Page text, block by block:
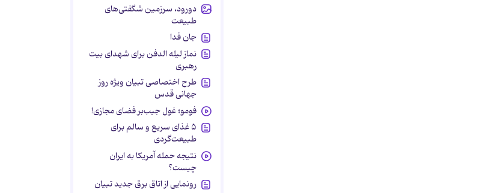
دورود، سرزمین شگفتی‌های
طبیعت
جان فدا
نماز لیله الدفن برای شهدای بیت
رهبری
طرح اختصاصی تبیان ویژه روز
جهانی قدس
فومو؛ غول جیب‌بر فضای مجازی!
۵ غذای سریع و سالم برای
طبیعت‌گردی
نتیجه حمله آمریکا به ایران
چیست؟
رونمایی از اتاق برق جدید تبیان